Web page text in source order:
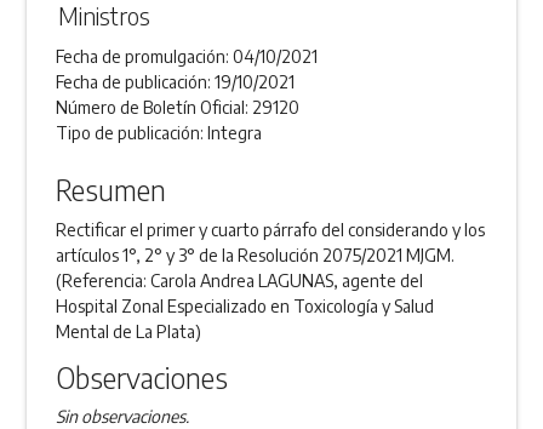
Ministros
Fecha de promulgación:04/10/2021
Fecha de publicación:19/10/2021
Número de Boletín Oficial: 29120
Tipo de publicación:Integra
Resumen
Rectificar el primer y cuarto párrafo del considerando y los
artículos 1°, 2° y 3° de la Resolución 2075/2021 MJGM.
(Referencia: Carola Andrea LAGUNAS, agente del
Hospital Zonal Especializado en Toxicología y Salud
Mental de La Plata)
Observaciones
Sin observaciones.